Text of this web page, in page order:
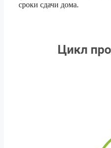
сроки сдачи дома.